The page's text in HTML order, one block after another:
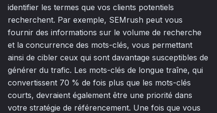
identifier les termes que vos clients potentiels
recherchent. Par exemple, SEMrush peut vous
fournir des informations sur le volume de recherche
et la concurrence des mots-clés, vous permettant
ainsi de cibler ceux qui sont davantage susceptibles de
générer du trafic. Les mots-clés de longue traîne, qui
convertissent 70 % de fois plus que les mots-clés
courts, devraient également être une priorité dans
votre stratégie de référencement. Une fois que vous